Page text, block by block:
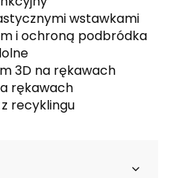
wstawkami
i ochroną podbródka
3D na rękawach
rękawach
z recyklingu